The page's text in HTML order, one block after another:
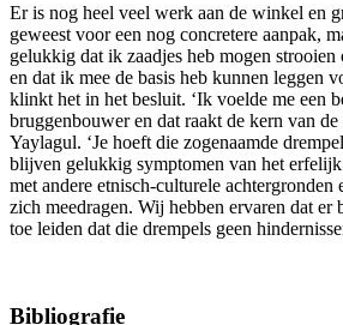
Er is nog heel veel werk aan de winkel en
geweest voor een nog concretere aanpak,
gelukkig dat ik zaadjes heb mogen
en dat ik mee de basis heb kunnen leggen
klinkt het in het besluit. ‘Ik voelde me een
bruggenbouwer en dat raakt de kern van de
Yaylagul. ‘Je hoeft die zogenaamde
blijven gelukkig symptomen van het erfelijk
met andere etnisch-culturele achtergronden
zich meedragen. Wij hebben ervaren dat er
toe leiden dat die drempels geen
Bibliografie